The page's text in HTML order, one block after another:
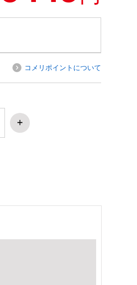
コメリポイントについて